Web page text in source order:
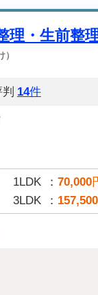
理・生前整
14件
1LDK 70,000
3LDK 157,500